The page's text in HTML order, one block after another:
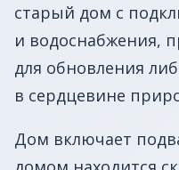
старый дом с
и водоснабжения,
для обновления
в сердцевине
Дом включает